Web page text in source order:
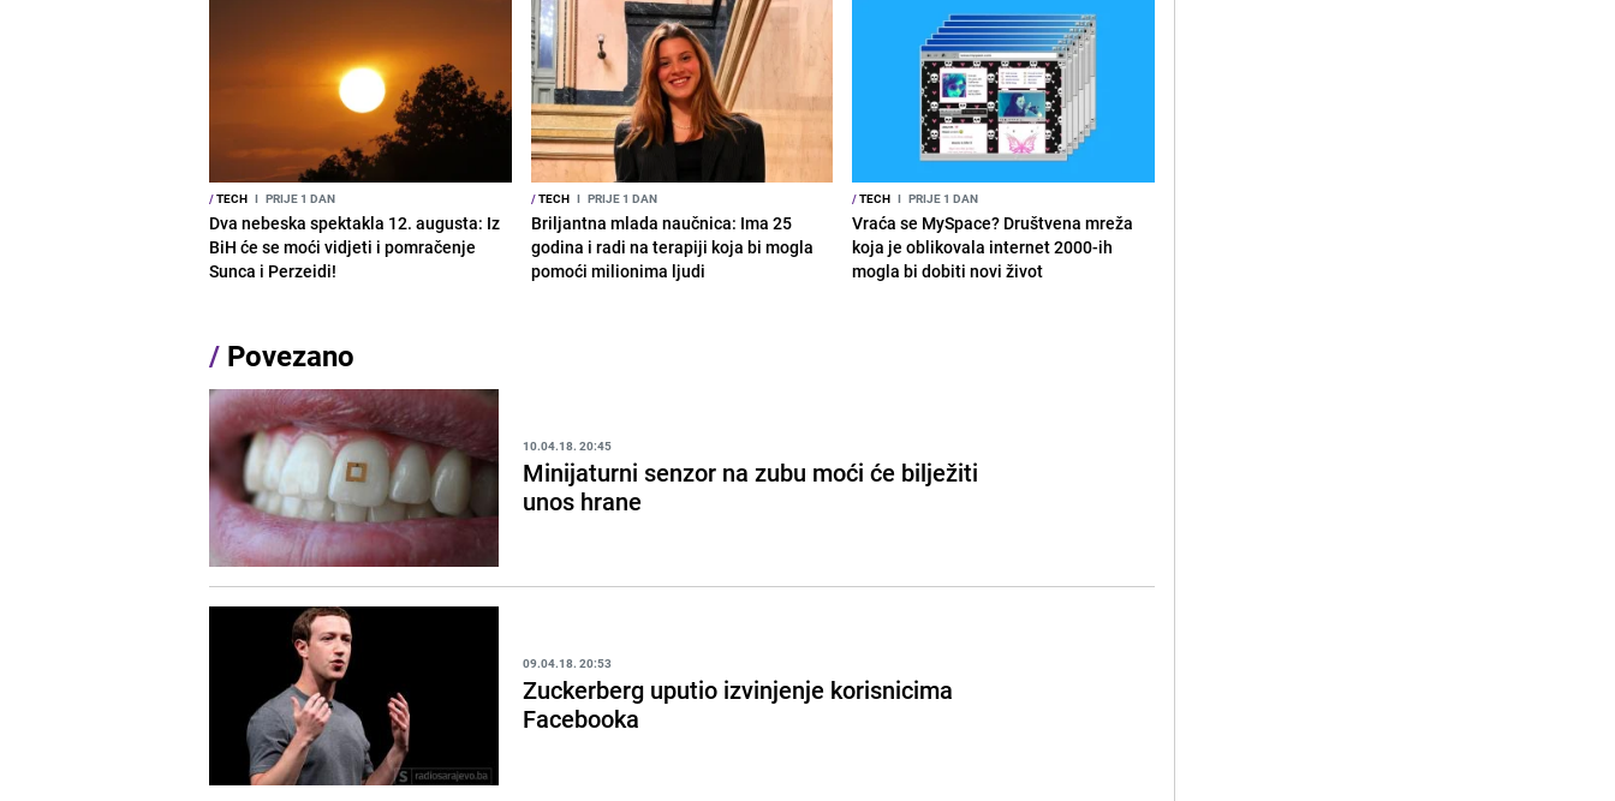
/TECH I PRIJE 1 DAN
Dva nebeska spektakla 12. augusta: Iz
BiH će se moći vidjeti i pomračenje
Sunca i Perzeidi!
/TECH I PRIJE 1 DAN
Briljantna mlada naučnica: Ima 25
godina i radi na terapiji koja bi mogla
pomoći milionima ljudi
/TECH I PRIJE 1 DAN
Vraća se MySpace? Društvena mreža
koja je oblikovala internet 2000-ih
mogla bi dobiti novi život
/ Povezano
10.04.18. 20:45
Minijaturni senzor na zubu moći će bilježiti
unos hrane
09.04.18. 20:53
Zuckerberg uputio izvinjenje korisnicima
Facebooka